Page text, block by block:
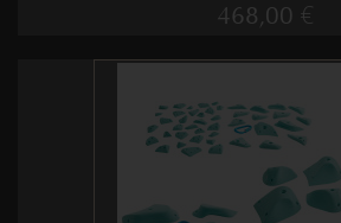
468,00 €